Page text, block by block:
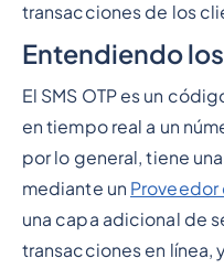
transacciones de los
Entendiendo los
El SMS OTP es un
en tiempo real a un
por lo general, tiene
mediante un Proveedor
una capa adicional de
transacciones en línea,